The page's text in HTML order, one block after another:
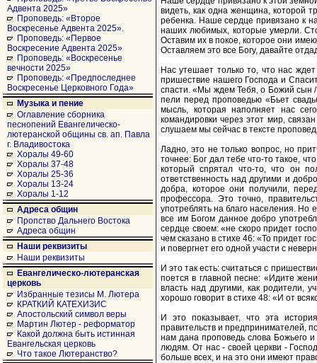
Адвента 2025»
Проповедь: «Второе
Воскресенье Адвента 2025».
Проповедь: «Первое
Воскресение Адвента 2025»
Проповедь: «Воскресенье
вечности 2025»
Проповедь: «Предпоследнее
Воскресенье Церковного Года»
Музыка и пение
Оглавление сборника
песнопений Евангелическо-
лютеранской общины св. ап. Павла
г. Владивостока
Хоралы 49-60
Хоралы 37-48
Хоралы 25-36
Хоралы 13-24
Хоралы 1-12
Адреса общин
Пропство Дальнего Востока
Адреса общин
Наши реквизиты
Наши реквизиты
Евангелическо-лютеранская
церковь
Избранные тезисы М. Лютера
КРАТКИЙ КАТЕХИЗИС
Апостольский символ веры
Мартин Лютер - реформатор
Какой должна быть истинная
Евангельская церковь
Что такое Лютеранство?
видеть, как одна женщина, которой
ребенка. Наше сердце привязано к
наших любимых, которые умерли.
Оставим их в покое, которое они
Оставляем это все Богу, давайте
Нас утешает только то, что нас
пришествие нашего Господа и
спасти. «Мы ждем Тебя, о Божий сын
пели перед проповедью «Бьет
мысль, которая наполняет нас
командировки через этот мир,
слушаем мы сейчас в тексте
Ладно, это не только вопрос, но
точнее: Бог дал тебе что-то такое,
который спрятал что-то, что он
ответственность над другими и
добра, которое они получили,
профессора. Это точно,
употреблять на благо населения. Но
все им Богом данное добро
сердце своем: «не скоро придет
чем сказано в стихе 46: «То придет
и повергнет его одной участи с
И это так есть: считаться с
поется в главной песне: «Идите
власть над другими, как родители,
хорошо говорит в стихе 48: «И от
И это показывает, что эта
правительств и предпринимателей,
нам дана проповедь слова Божьего
людям. От нас - своей церкви -
больше всех, и на это они имеют